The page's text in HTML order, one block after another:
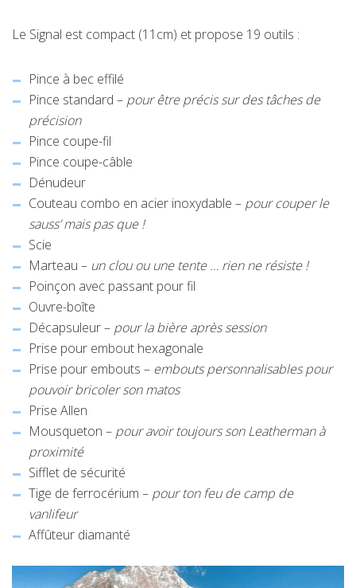
Le Signal est compact (11cm) et propose 19 outils :
Pince à bec effilé
Pince standard – pour être précis sur des tâches de
précision
Pince coupe-fil
Pince coupe-câble
Dénudeur
Couteau combo en acier inoxydable – pour couper le
sauss’ mais pas que !
Scie
Marteau – un clou ou une tente … rien ne résiste !
Poinçon avec passant pour fil
Ouvre-boîte
Décapsuleur – pour la bière après session
Prise pour embout hexagonale
Prise pour embouts – embouts personnalisables pour
pouvoir bricoler son matos
Prise Allen
Mousqueton – pour avoir toujours son Leatherman à
proximité
Sifflet de sécurité
Tige de ferrocérium – pour ton feu de camp de
vanlifeur
Affûteur diamanté